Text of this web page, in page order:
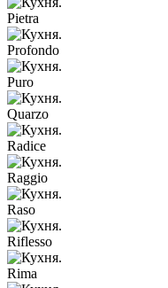
Pietra
Profondo
Puro
Quarzo
Radice
Raggio
Raso
Riflesso
Rima